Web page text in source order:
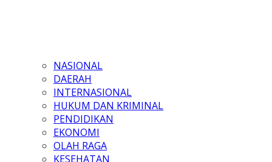
NASIONAL
DAERAH
INTERNASIONAL
HUKUM DAN KRIMINAL
PENDIDIKAN
EKONOMI
OLAH RAGA
KESEHATAN